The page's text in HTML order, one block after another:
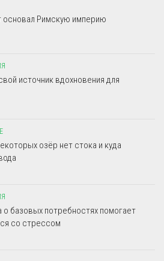
основал Римскую империю
источник вдохновения для
озёр нет стока и куда
о базовых потребностях помогает
со стрессом